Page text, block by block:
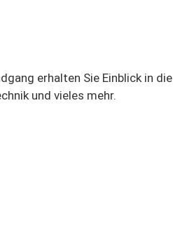
erhalten Sie Einblick in die
und vieles mehr.